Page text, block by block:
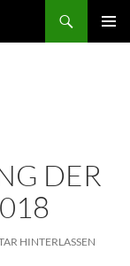
DER
HINTERLASSEN